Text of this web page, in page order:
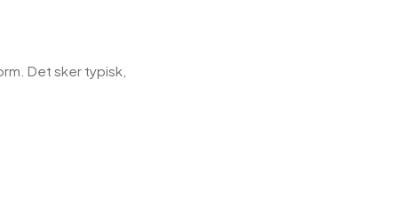
Det sker typisk,